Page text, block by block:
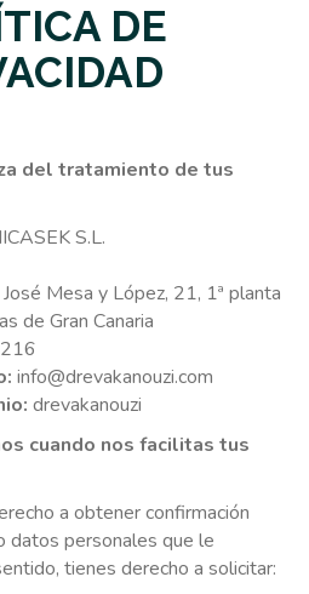
DE
del tratamiento de tus
S.L.
Mesa y López, 21, 1ª planta
de Gran Canaria
info@drevakanouzi.com
drevakanouzi
cuando nos facilitas tus
a obtener confirmación
datos personales que le
tienes derecho a solicitar: